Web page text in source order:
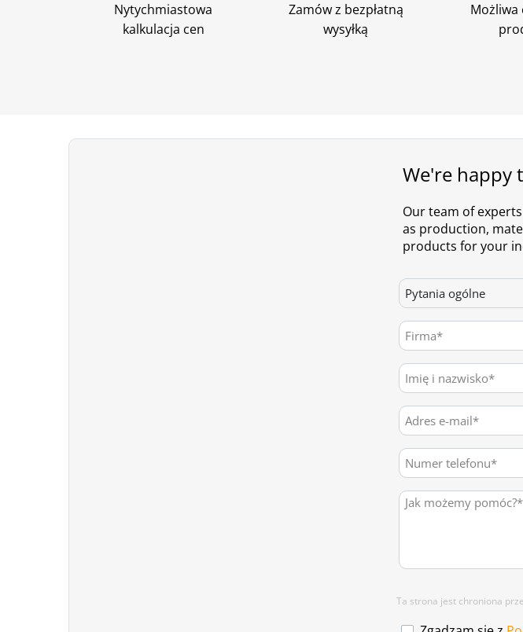
Nytychmiastowa
kalkulacja cen
Zamów z bezpłatną
wysyłką
Możliwa
We're happy
Our team of
as production,
products for your
Ta strona jest chroniona